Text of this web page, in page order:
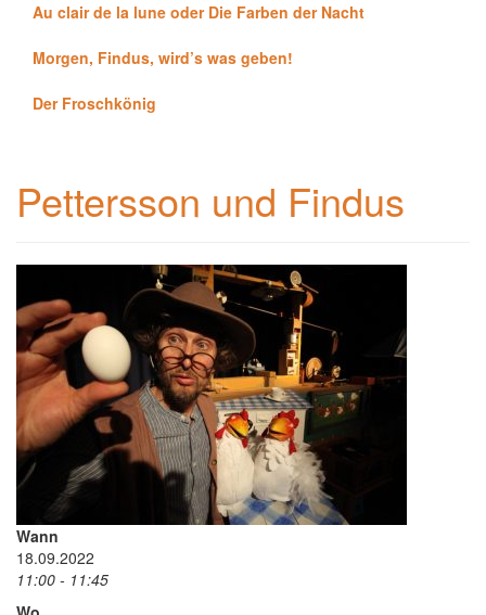
Au clair de la lune oder Die Farben der Nacht
Morgen, Findus, wird’s was geben!
Der Froschkönig
Pettersson und Findus
Wann
18.09.2022
11:00 - 11:45